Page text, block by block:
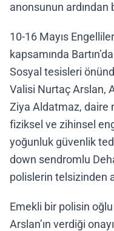
anonsunun ardından
10-16 Mayıs
kapsamında
Sosyal tesisleri
Valisi Nurtaç Arslan,
Ziya Aldatmaz, daire
fiziksel ve zihinsel
yoğunluk güvenlik
down sendromlu
polislerin telsizinden
Emekli bir polisin
Arslan’ın verdiği